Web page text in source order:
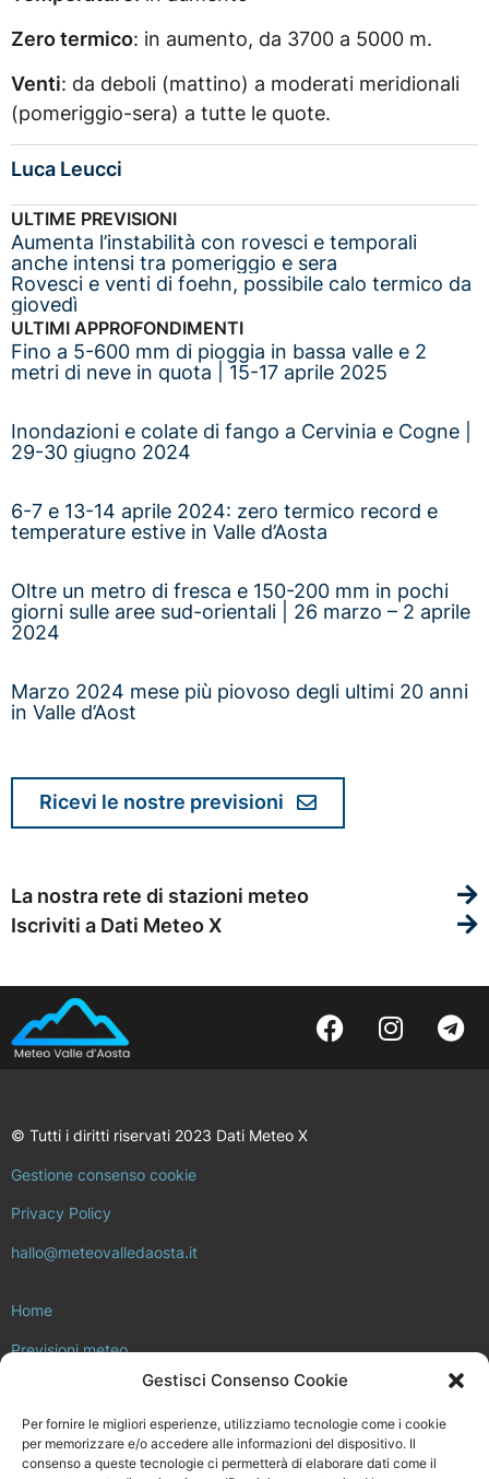
Gestisci Consenso Cookie
Per fornire le migliori esperienze, utilizziamo tecnologie come i cookie
per memorizzare e/o accedere alle informazioni del dispositivo. Il
consenso a queste tecnologie ci permetterà di elaborare dati come il
Zero termico: in aumento, da 3700 a 5000 m.
Venti: da deboli (mattino) a moderati meridionali
(pomeriggio-sera) a tutte le quote.
Luca Leucci
ULTIME PREVISIONI
Aumenta l’instabilità con rovesci e temporali
anche intensi tra pomeriggio e sera
Rovesci e venti di foehn, possibile calo termico da
giovedì
ULTIMI APPROFONDIMENTI
Fino a 5-600 mm di pioggia in bassa valle e 2
metri di neve in quota | 15-17 aprile 2025
Inondazioni e colate di fango a Cervinia e Cogne |
29-30 giugno 2024
6-7 e 13-14 aprile 2024: zero termico record e
temperature estive in Valle d’Aosta
Oltre un metro di fresca e 150-200 mm in pochi
giorni sulle aree sud-orientali | 26 marzo – 2 aprile
2024
Marzo 2024 mese più piovoso degli ultimi 20 anni
in Valle d’Aost
Ricevi le nostre previsioni
La nostra rete di stazioni meteo
Iscriviti a Dati Meteo X
© Tutti i diritti riservati 2023 Dati Meteo X
Gestione consenso cookie
Privacy Policy
hallo@meteovalledaosta.it
Home
Previsioni meteo
Approfondimenti meteo e clima
Consulta la rete di stazioni meteo
Il progetto Meteo Valle d’Aosta